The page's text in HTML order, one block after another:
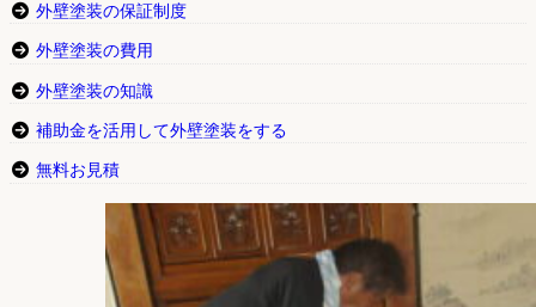
外壁塗装の保証制度
外壁塗装の費用
外壁塗装の知識
補助金を活用して外壁塗装をする
無料お見積